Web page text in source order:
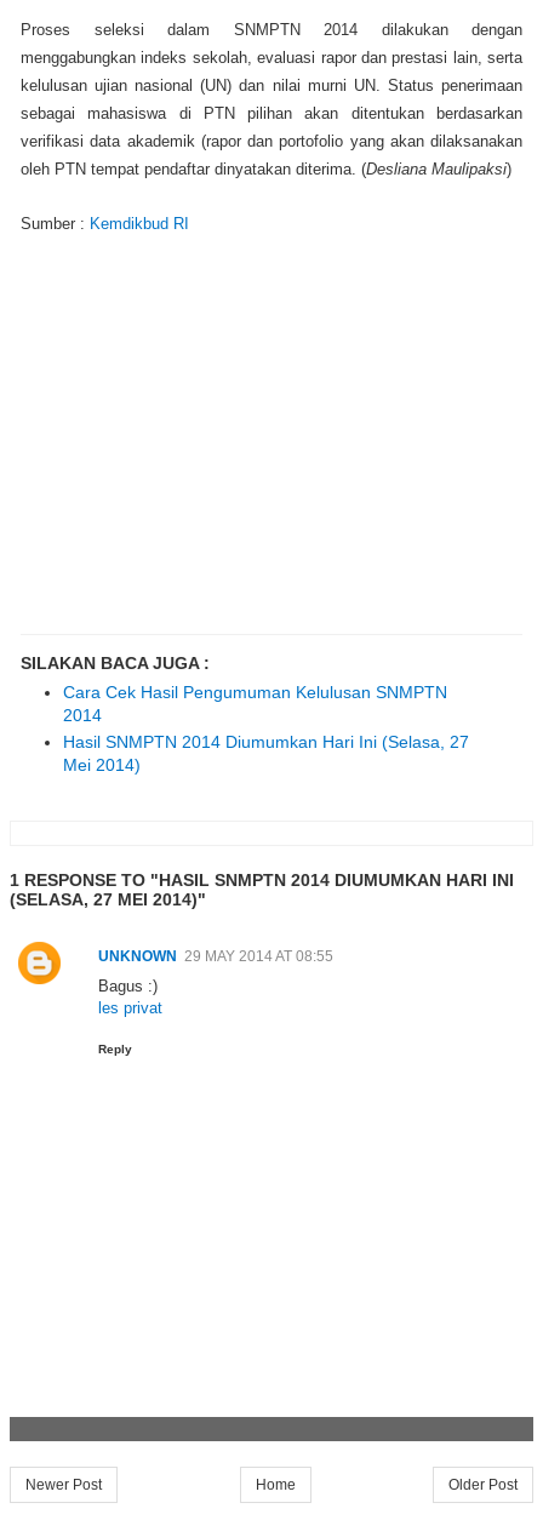
Proses seleksi dalam SNMPTN 2014 dilakukan dengan
menggabungkan indeks sekolah, evaluasi rapor dan prestasi lain, serta
kelulusan ujian nasional (UN) dan nilai murni UN. Status penerimaan
sebagai mahasiswa di PTN pilihan akan ditentukan berdasarkan
verifikasi data akademik (rapor dan portofolio yang akan dilaksanakan
oleh PTN tempat pendaftar dinyatakan diterima. (Desliana Maulipaksi)
Sumber : Kemdikbud RI
SILAKAN BACA JUGA :
Cara Cek Hasil Pengumuman Kelulusan SNMPTN
2014
Hasil SNMPTN 2014 Diumumkan Hari Ini (Selasa, 27
Mei 2014)
1 RESPONSE TO "HASIL SNMPTN 2014 DIUMUMKAN HARI INI
(SELASA, 27 MEI 2014)"
UNKNOWN 29 MAY 2014 AT 08:55
Bagus :)
les privat
Reply
Newer Post Older Post
Home